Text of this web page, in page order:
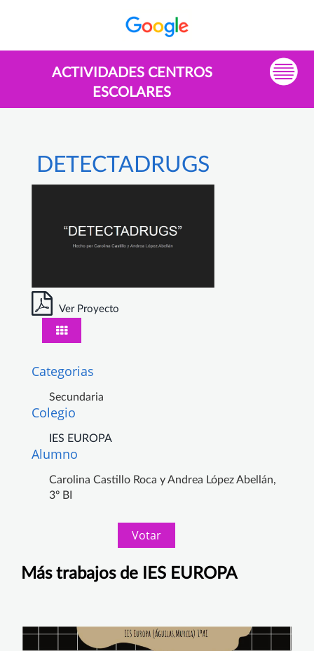
ACTIVIDADES CENTROS
ESCOLARES
DETECTADRUGS
Ver Proyecto
Categorias
Secundaria
Colegio
IES EUROPA
Alumno
Carolina Castillo Roca y Andrea López Abellán,
3º BI
Votar
Más trabajos de IES EUROPA